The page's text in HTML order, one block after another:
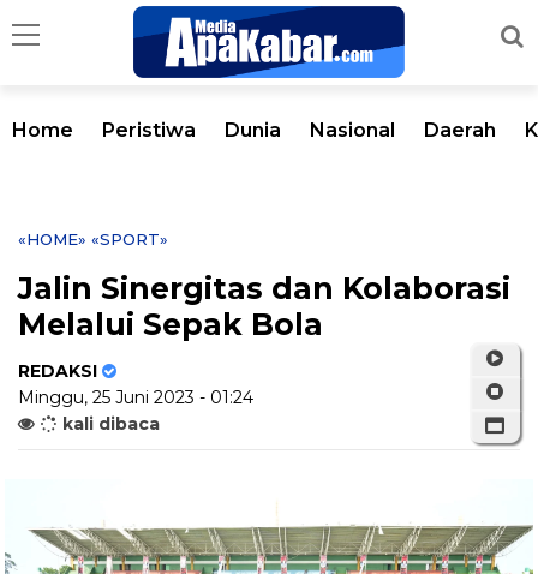
Home Peristiwa Dunia Nasional Daerah
«HOME» «SPORT»
Jalin Sinergitas dan Kolaborasi
Melalui Sepak Bola
REDAKSI
Minggu, 25 Juni 2023 - 01:24
kali dibaca